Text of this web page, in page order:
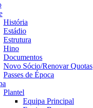
História
Estádio
Estrutura
Hino
Documentos
Novo Sócio/Renovar Quotas
Passes de Época
Plantel
Equipa Principal